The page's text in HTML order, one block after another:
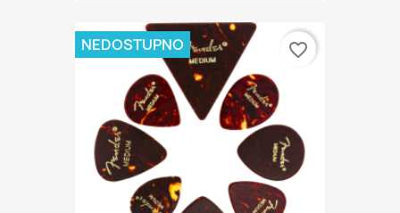
NEDOSTUPNO favorite_border